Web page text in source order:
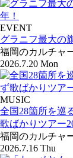
EVENT
グラニフ最大の
福岡のカルチャ
2026.7.20 Mon
MUSIC
全国28箇所を巡
歌ばかりツアー
福岡のカルチャ
2026.7.16 Thu